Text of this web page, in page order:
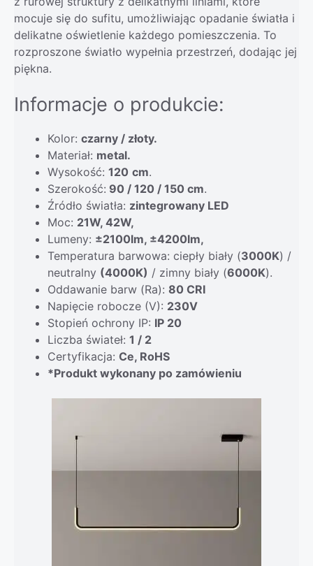
mocuje się do sufitu, umożliwiając opadanie światła i
delikatne oświetlenie każdego pomieszczenia. To
rozproszone światło wypełnia przestrzeń, dodając jej
piękna.
Informacje o produkcie:
Kolor: czarny / złoty.
Materiał: metal.
Wysokość: 120 cm.
Szerokość: 90 / 120 / 150 cm.
Źródło światła: zintegrowany LED
Moc: 21W, 42W,
Lumeny: ±2100lm, ±4200lm,
Temperatura barwowa: ciepły biały (3000K) /
neutralny (4000K) / zimny biały (6000K).
Oddawanie barw (Ra): 80 CRI
Napięcie robocze (V): 230V
Stopień ochrony IP: IP 20
Liczba świateł: 1 / 2
Certyfikacja: Ce, RoHS
*Produkt wykonany po zamówieniu